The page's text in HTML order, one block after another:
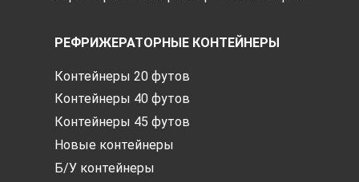
РЕФРИЖЕРАТОРНЫЕ КОНТЕЙНЕРЫ
Контейнеры 20 футов
Контейнеры 40 футов
Контейнеры 45 футов
Новые контейнеры
Б/У контейнеры